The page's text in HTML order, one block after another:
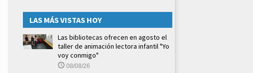
LAS MÁS VISTAS HOY
Las bibliotecas ofrecen en agosto el
taller de animación lectora infantil "Yo
voy conmigo"
08/08/26